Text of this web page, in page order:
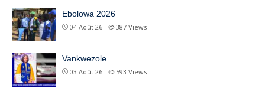
Ebolowa 2026
04 Août 26 387 Views
Vankwezole
03 Août 26 593 Views